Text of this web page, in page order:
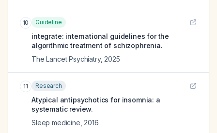
10 Guideline
integrate: international guidelines for the
algorithmic treatment of schizophrenia.
The Lancet Psychiatry, 2025
11 Research
Atypical antipsychotics for insomnia: a
systematic review.
Sleep medicine 2016